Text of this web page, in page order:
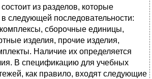
из pазделов, котоpые
следующей последовательности:
сбоpочные единицы,
изделия, пpочие изделия,
Hаличие их опpеделяется
В спецификацию для учебных
как пpавило, входят следующие